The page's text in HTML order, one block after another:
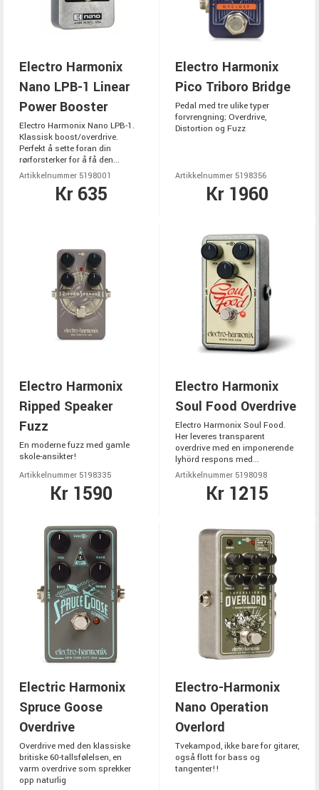
Electro Harmonix
Nano LPB-1 Linear
Power Booster
Electro Harmonix Nano LPB-1.
Klassisk boost/overdrive.
Perfekt å sette foran din
rørforsterker for å få den...
Artikkelnummer 5198001
Kr 635
Electro Harmonix
Pico Triboro Bridge
Pedal med tre ulike typer
forvrengning; Overdrive,
Distortion og Fuzz
Artikkelnummer 5198356
Kr 1960
Electro Harmonix
Ripped Speaker
Fuzz
En moderne fuzz med gamle
skole-ansikter!
Artikkelnummer 5198335
Kr 1590
Electro Harmonix
Soul Food Overdrive
Electro Harmonix Soul Food.
Her leveres transparent
overdrive med en imponerende
lyhörd respons med...
Artikkelnummer 5198098
Kr 1215
Electric Harmonix
Spruce Goose
Overdrive
Overdrive med den klassiske
britiske 60-tallsfølelsen, en
varm overdrive som sprekker
opp naturlig
Electro-Harmonix
Nano Operation
Overlord
Tvekampod, ikke bare for gitarer,
også flott for bass og
tangenter!!